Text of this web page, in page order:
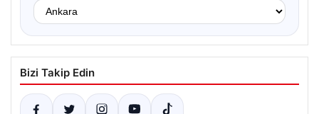
Bizi Takip Edin